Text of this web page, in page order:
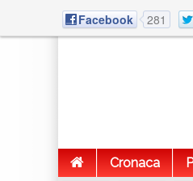
Facebook 281
Cronaca